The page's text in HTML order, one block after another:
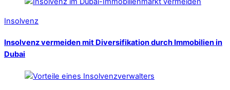
Insolvenz
Insolvenz vermeiden mit Diversifikation durch Immobilien in
Dubai